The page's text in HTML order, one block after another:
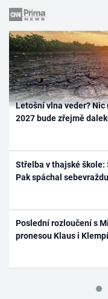
Letošní vlna veder?
2027 bude zřejmě
Střelba v thajské
Pak spáchal sebevraždu
Poslední rozloučení s
pronesou Klaus i